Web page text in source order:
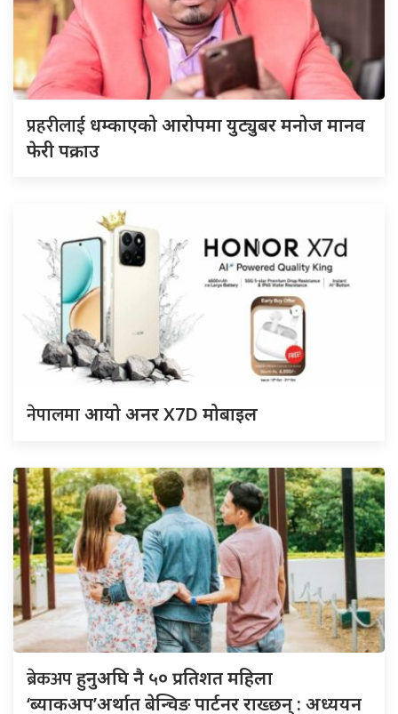
प्रहरीलाई धम्काएको आरोपमा युट्युबर मनोज मानव
फेरी पक्राउ
नेपालमाआयो अनर X7D मोबाइल
ब्रेकअपहुनुअघि नै ५० प्रतिशत महिला
‘ब्याकअप’अर्थात बेन्चिङ पार्टनर राख्छन् : अध्ययन